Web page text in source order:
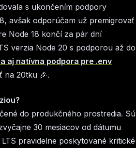
s ukončením podpory
avšak odporúčam už premigrovať
Node 18 končí za pár dní
verzia Node 20 s podporou až do
aj natívna podpora pre .env
na 20tku 🎉.
do produkčného prostredia. Sú
30 mesiacov od dátumu
pravidelne poskytované kritické